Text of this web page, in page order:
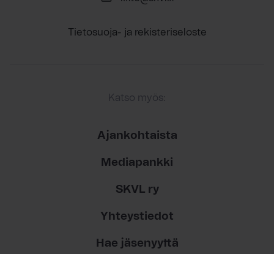
Tietosuoja- ja rekisteriseloste
Katso myös:
Ajankohtaista
Mediapankki
SKVL ry
Yhteystiedot
Hae jäsenyyttä